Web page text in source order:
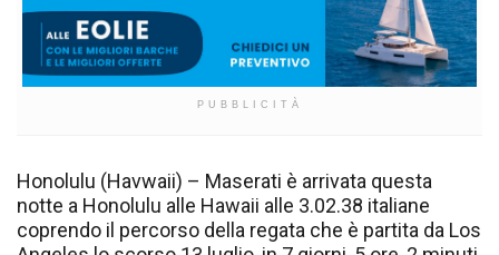
PUBBLICITÀ
Honolulu (Havwaii) – Maserati è arrivata questa
notte a Honolulu alle Hawaii alle 3.02.38 italiane
coprendo il percorso della regata che è partita da Los